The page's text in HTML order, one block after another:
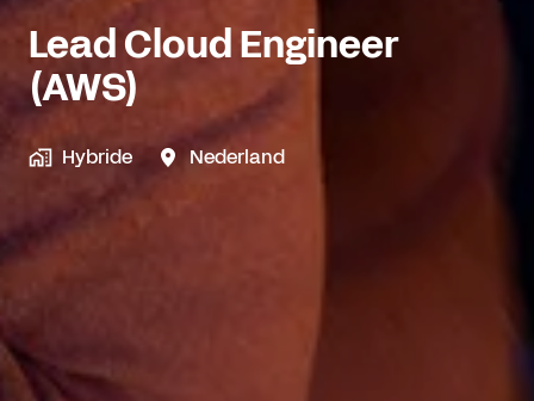
Lead Cloud Engineer
(AWS)
Hybride Nederland